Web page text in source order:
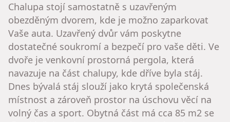
Chalupa stojí samostatně s uzavřeným
obezděným dvorem, kde je možno zaparkovat
Vaše auta. Uzavřený dvůr vám poskytne
dostatečné soukromí a bezpečí pro vaše děti. Ve
dvoře je venkovní prostorná pergola, která
navazuje na část chalupy, kde dříve byla stáj.
Dnes bývalá stáj slouží jako krytá společenská
místnost a zároveň prostor na úschovu věcí na
volný čas a sport. Obytná část má cca 85 m2 se